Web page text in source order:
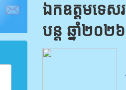
ឯកឧត្តមទេស
បន្ត ឆ្នាំ២០២